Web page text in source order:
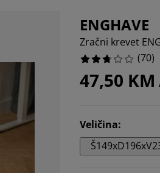
ENGHAVE
Zračni krevet
(70)
47,50 KM
Veličina:
34.285714285714285%
7.142857142857142%
2.857142857142857%